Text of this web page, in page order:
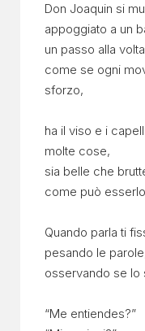
Don Joaquin si
appoggiato a un
un passo alla
come se ogni
sforzo,
ha il viso e i
molte cose,
sia belle che
come può esserlo
Quando parla ti
pesando le
osservando se lo
“Me entiendes?”